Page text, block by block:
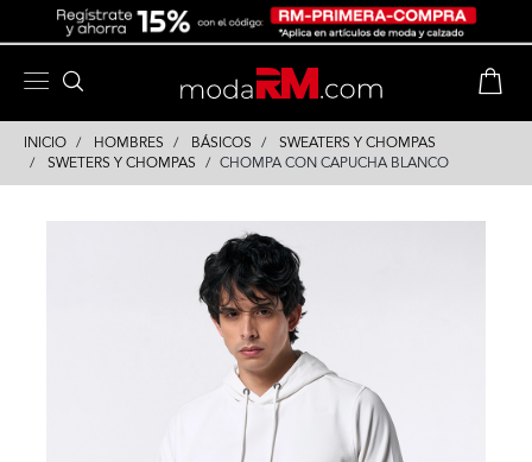
INICIO HOMBRES BÁSICOS
SWEATERS Y CHOMPAS
SWETERS Y CHOMPAS
CHOMPA CON CAPUCHA BLANCO